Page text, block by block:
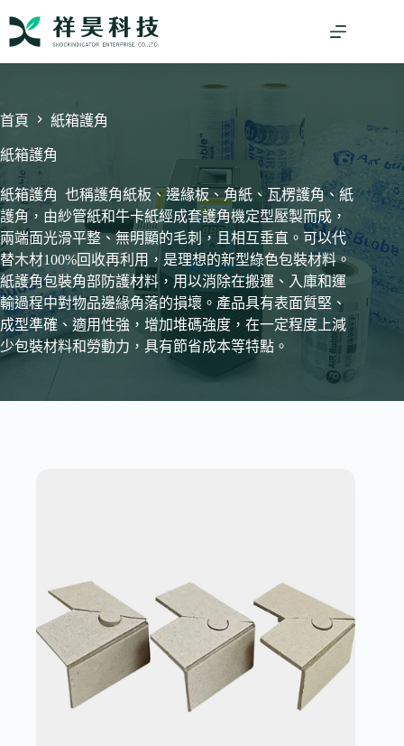
容
首頁 紙箱護角
紙箱護角
紙箱護角 也稱護角紙板、邊緣板、角紙、瓦楞護角、紙
護角，由紗管紙和牛卡紙經成套護角機定型壓製而成，
兩端面光滑平整、無明顯的毛刺，且相互垂直。可以代
替木材100%回收再利用，是理想的新型綠色包裝材料。
紙護角包裝角部防護材料，用以消除在搬運、入庫和運
輸過程中對物品邊緣角落的損壞。產品具有表面質堅、
成型準確、適用性強，增加堆碼強度，在一定程度上減
少包裝材料和勞動力，具有節省成本等特點。